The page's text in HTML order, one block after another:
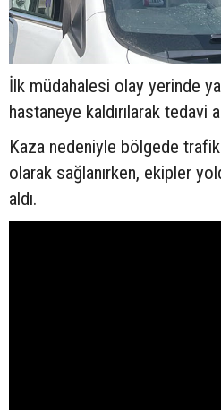
İlk müdahalesi olay yerinde
hastaneye kaldırılarak tedavi
Kaza nedeniyle bölgede
olarak sağlanırken, ekipler
aldı.